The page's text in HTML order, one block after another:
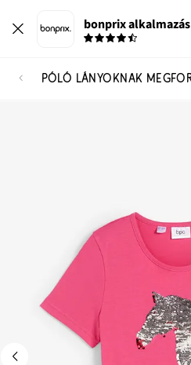
bonprix alkalmazás